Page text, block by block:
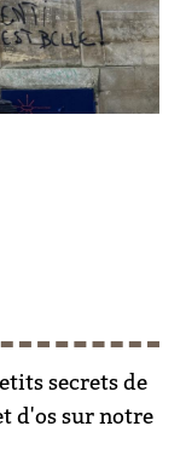
secrets de
d'os sur notre